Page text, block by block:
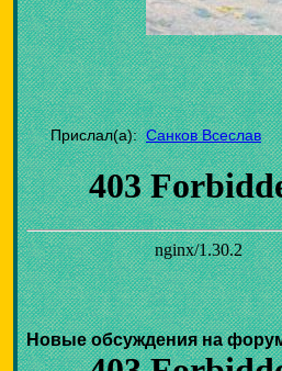
Прислал(а):Санков Всеслав
Новые обсуждения на